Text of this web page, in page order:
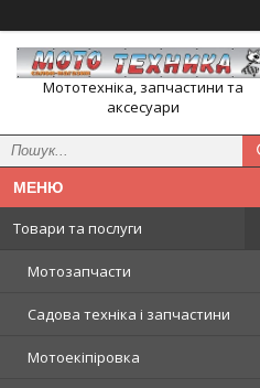
Мототехніка, запчастини та
аксесуари
Товари та послуги
Мотозапчасти
Садова техніка і запчастини
Мотоекіпіровка